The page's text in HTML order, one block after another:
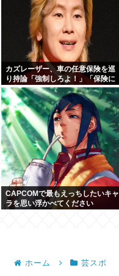
カズレーザー、車の任意保険を巡
り持論「強制しろよ！」「保険に
も入れないヤツは運転すんなよ」
CAPCOMで最もえっちしたいキャ
ラを思い浮かべてください
ホーム 芸スポ